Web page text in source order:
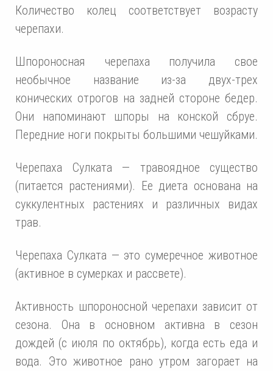
Количество колец соответствует возрасту
черепахи.
Шпороносная черепаха получила свое
необычное название из-за двух-трех
конических отрогов на задней стороне бедер.
Они напоминают шпоры на конской сбруе.
Передние ноги покрыты большими чешуйками.
Черепаха Сулката — травоядное существо
(питается растениями). Ее диета основана на
суккулентных растениях и различных видах
трав.
Черепаха Сулката — это сумеречное животное
(активное в сумерках и рассвете).
Активность шпороносной черепахи зависит от
сезона. Она в основном активна в сезон
дождей (с июля по октябрь), когда есть еда и
вода. Это животное рано утром загорает на